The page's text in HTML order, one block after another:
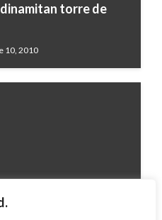
torre de
10, 2010
por estafas de